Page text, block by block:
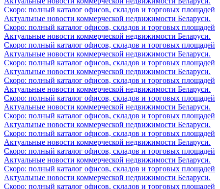
Скоро: полный каталог офисов, складов и торговых площадей
Актуальные новости коммерческой недвижимости Беларуси.
Скоро: полный каталог офисов, складов и торговых площадей
Актуальные новости коммерческой недвижимости Беларуси.
Скоро: полный каталог офисов, складов и торговых площадей
Актуальные новости коммерческой недвижимости Беларуси.
Скоро: полный каталог офисов, складов и торговых площадей
Актуальные новости коммерческой недвижимости Беларуси.
Скоро: полный каталог офисов, складов и торговых площадей
Актуальные новости коммерческой недвижимости Беларуси.
Скоро: полный каталог офисов, складов и торговых площадей
Актуальные новости коммерческой недвижимости Беларуси.
Скоро: полный каталог офисов, складов и торговых площадей
Актуальные новости коммерческой недвижимости Беларуси.
Скоро: полный каталог офисов, складов и торговых площадей
Актуальные новости коммерческой недвижимости Беларуси.
Скоро: полный каталог офисов, складов и торговых площадей
Актуальные новости коммерческой недвижимости Беларуси.
Скоро: полный каталог офисов, складов и торговых площадей
Актуальные новости коммерческой недвижимости Беларуси.
Скоро: полный каталог офисов, складов и торговых площадей